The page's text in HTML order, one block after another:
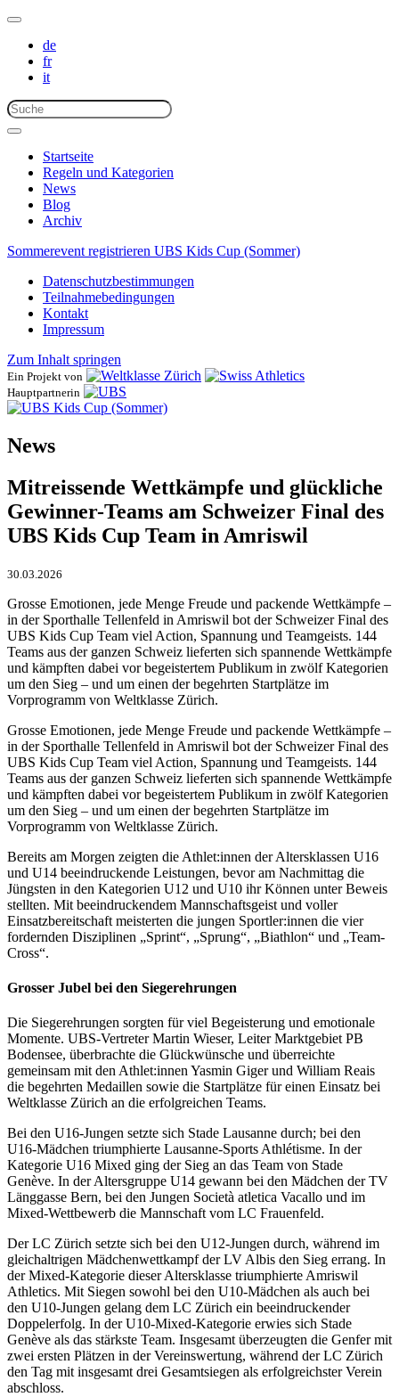
de
fr
it
Startseite
Regeln und Kategorien
News
Blog
Archiv
Sommerevent registrieren UBS Kids Cup (Sommer)
Datenschutzbestimmungen
Teilnahmebedingungen
Kontakt
Impressum
Zum Inhalt springen
Ein Projekt von
Hauptpartnerin
News
Mitreissende Wettkämpfe und glückliche
Gewinner-Teams am Schweizer Final des
UBS Kids Cup Team in Amriswil
30.03.2026
Grosse Emotionen, jede Menge Freude und packende Wettkämpfe –
in der Sporthalle Tellenfeld in Amriswil bot der Schweizer Final des
UBS Kids Cup Team viel Action, Spannung und Teamgeists. 144
Teams aus der ganzen Schweiz lieferten sich spannende Wettkämpfe
und kämpften dabei vor begeistertem Publikum in zwölf Kategorien
um den Sieg – und um einen der begehrten Startplätze im
Vorprogramm von Weltklasse Zürich.
Grosse Emotionen, jede Menge Freude und packende Wettkämpfe –
in der Sporthalle Tellenfeld in Amriswil bot der Schweizer Final des
UBS Kids Cup Team viel Action, Spannung und Teamgeists. 144
Teams aus der ganzen Schweiz lieferten sich spannende Wettkämpfe
und kämpften dabei vor begeistertem Publikum in zwölf Kategorien
um den Sieg – und um einen der begehrten Startplätze im
Vorprogramm von Weltklasse Zürich.
Bereits am Morgen zeigten die Athlet:innen der Altersklassen U16
und U14 beeindruckende Leistungen, bevor am Nachmittag die
Jüngsten in den Kategorien U12 und U10 ihr Können unter Beweis
stellten. Mit beeindruckendem Mannschaftsgeist und voller
Einsatzbereitschaft meisterten die jungen Sportler:innen die vier
fordernden Disziplinen „Sprint“, „Sprung“, „Biathlon“ und „Team-
Cross“.
Grosser Jubel bei den Siegerehrungen
Die Siegerehrungen sorgten für viel Begeisterung und emotionale
Momente. UBS-Vertreter Martin Wieser, Leiter Marktgebiet PB
Bodensee, überbrachte die Glückwünsche und überreichte
gemeinsam mit den Athlet:innen Yasmin Giger und William Reais
die begehrten Medaillen sowie die Startplätze für einen Einsatz bei
Weltklasse Zürich an die erfolgreichen Teams.
Bei den U16-Jungen setzte sich Stade Lausanne durch; bei den
U16-Mädchen triumphierte Lausanne-Sports Athlétisme. In der
Kategorie U16 Mixed ging der Sieg an das Team von Stade
Genève. In der Altersgruppe U14 gewann bei den Mädchen der TV
Länggasse Bern, bei den Jungen Società atletica Vacallo und im
Mixed-Wettbewerb die Mannschaft vom LC Frauenfeld.
Der LC Zürich setzte sich bei den U12-Jungen durch, während im
gleichaltrigen Mädchenwettkampf der LV Albis den Sieg errang. In
der Mixed-Kategorie dieser Altersklasse triumphierte Amriswil
Athletics. Mit Siegen sowohl bei den U10-Mädchen als auch bei
den U10-Jungen gelang dem LC Zürich ein beeindruckender
Doppelerfolg. In der U10-Mixed-Kategorie erwies sich Stade
Genève als das stärkste Team. Insgesamt überzeugten die Genfer mit
zwei ersten Plätzen in der Vereinswertung, während der LC Zürich
den Tag mit insgesamt drei Gesamtsiegen als erfolgreichster Verein
abschloss.